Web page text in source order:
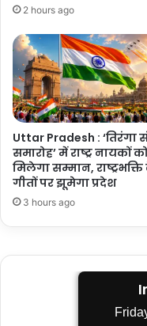
2 hours ago
Uttar Pradesh : ‘तिरंगा
समारोह’ में राष्ट्र नायकों
मिलेगा सम्मान,
गीतों पर झूमेगा प्रदेश
3 hours ago